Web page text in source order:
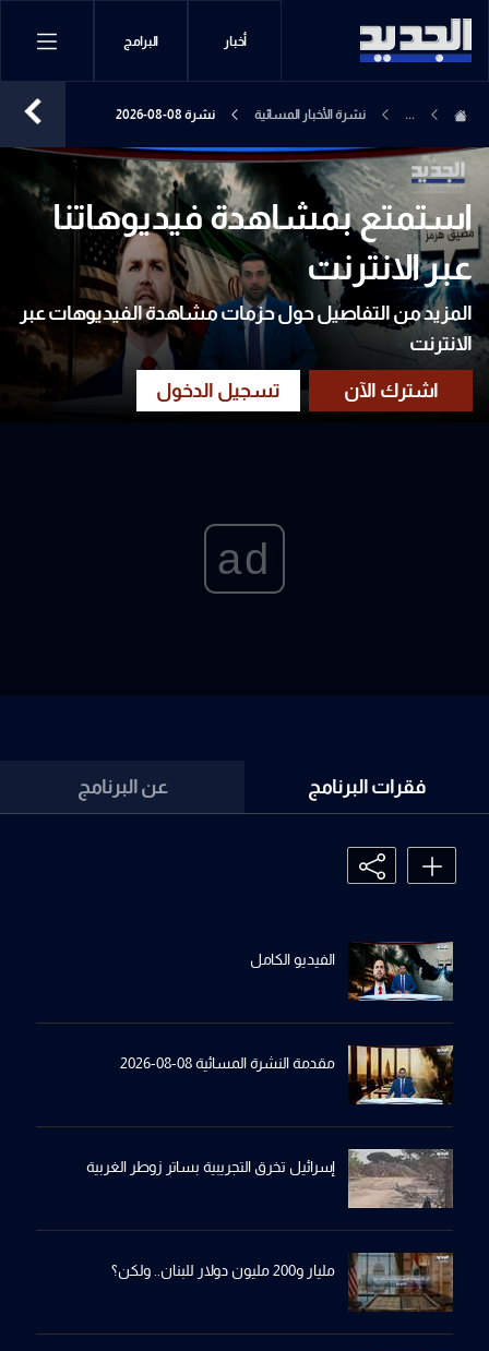
أخبار البرامج
... نشرة الأخبار المسائية نشرة 08-08-2026
استمتع بمشاهدة فيديوهاتنا
عبر الانترنت
المزيد من التفاصيل حول حزمات مشاهدة الفيديوهات عبر
الانترنت
ad
فقرات البرنامج عن البرنامج
الفيديو الكامل
مقدمة النشرة المسائية 08-08-2026
إسرائيل تخرِق التجريبية بساترِ زوطر الغربية
مليار و200 مليون دولار للبنان.. ولكن؟